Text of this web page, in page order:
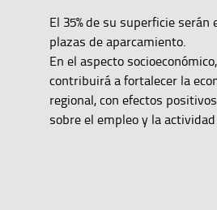
El 35% de su superficie serán
plazas de aparcamiento.
En el aspecto
contribuirá a fortalecer la
regional, con efectos
sobre el empleo y la